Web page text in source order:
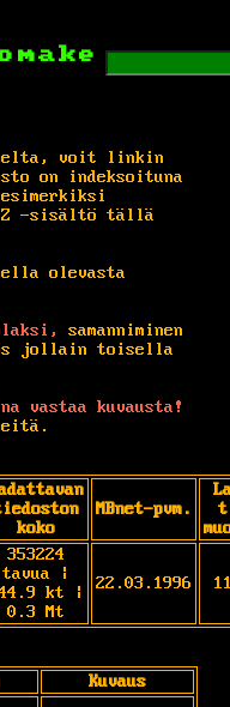
voit linkin
on indeksoituna
-sisältö tällä
olevasta
samanniminen
jollain toisella
vastaa kuvausta!
koko
MBnet-pvm.
353224
tavua |
kt |
0.3 Mt
22.03.1996
Kuvaus